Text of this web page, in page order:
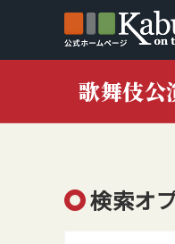
歌舞伎公
検索オ